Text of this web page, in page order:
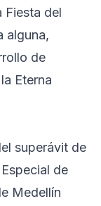
Fiesta del
alguna,
de
Eterna
superávit de
de
Medellín